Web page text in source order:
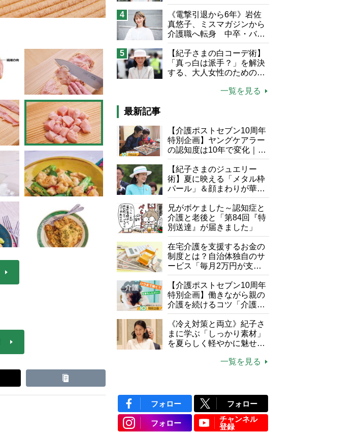
みじん切り
もらえる」理不尽さも吹き
飛ぶ“やりがい”、介護の現
場は「愛おしい」
4
《電撃引退から6年》岩佐
真悠子、ミスマガジンから
介護職へ転身 中卒・バイ
ト経験ゼロの彼女が見つけ
た“居場所”「社会の役に立
ちながら自分らしくいられ
る」
5
【紀子さまの白コーデ術】
「真っ白は派手？」を解決
する、大人女性のための上
一覧を見る
最新記事
【介護ポストセブン10周年
特別企画】ヤングケアラー
の認知度は10年で変化｜流
行語大賞にノミネート、法
律にも明記されたが果たし
て現在は？
【紀子さまのジュエリー
術】夏に映える「メタル枠
パール」＆顔まわりが華や
ぐ「揺れる一粒」の使い分
け方
兄がボケました～認知症と
介護と老後と「第84回『特
別送達』が届きました」
在宅介護を支援するお金の
制度とは？自治体独自のサ
ービス「毎月2万円が支給
される」ケースも【FP解
説】
【介護ポストセブン10周年
特別企画】働きながら親の
介護を続けるコツ「介護は
10年以上続くことも…3つ
のフェーズに分けて考えて
みよう」【社会福祉士解
説】
《冷え対策と両立》紀子さ
まに学ぶ「しっかり素材」
を夏らしく軽やかに魅せる
一覧を見る
フォロー フォロー
フォロー
チャンネル
登録